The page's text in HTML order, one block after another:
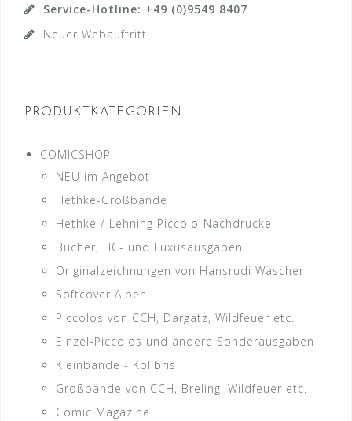
Service-Hotline: +49 (0)9549 8407
Neuer Webauftritt
PRODUKTKATEGORIEN
COMICSHOP
NEU im Angebot
Hethke-Großbände
Hethke / Lehning Piccolo-Nachdrucke
Bücher, HC- und Luxusausgaben
Originalzeichnungen von Hansrudi Wäscher
Softcover Alben
Piccolos von CCH, Dargatz, Wildfeuer etc.
Einzel-Piccolos und andere Sonderausgaben
Kleinbände - Kolibris
Großbände von CCH, Breling, Wildfeuer etc.
Comic Magazine